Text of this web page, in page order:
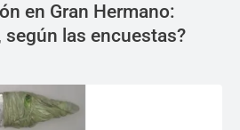
en Gran Hermano:
según las encuestas?